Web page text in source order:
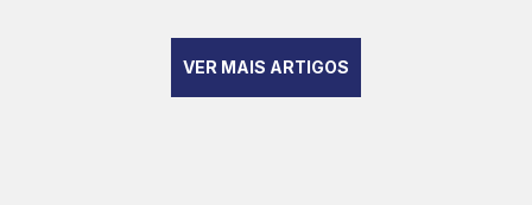
VER MAIS ARTIGOS